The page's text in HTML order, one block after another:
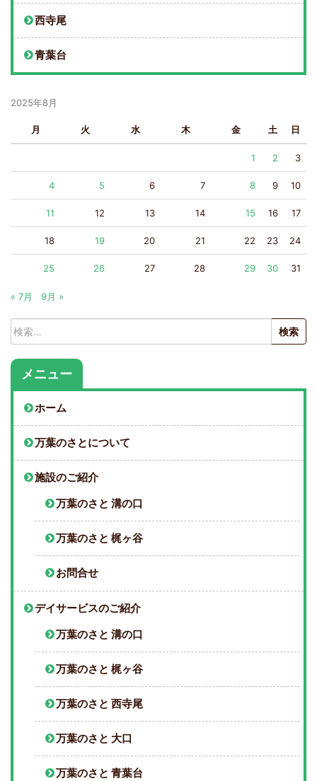
西寺尾
青葉台
2025年8月
月 火 水 木 金 土 日
1 2 3
4 5 6 7 8 9 10
11 12 13 14 15 16 17
18 19 20 21 22 23 24
25 26 27 28 29 30 31
« 7月 9月 »
検
索:
メニュー
ホーム
万葉のさとについて
施設のご紹介
万葉のさと 溝の口
万葉のさと 梶ヶ谷
お問合せ
デイサービスのご紹介
万葉のさと 溝の口
万葉のさと 梶ヶ谷
万葉のさと 西寺尾
万葉のさと 大口
万葉のさと 青葉台